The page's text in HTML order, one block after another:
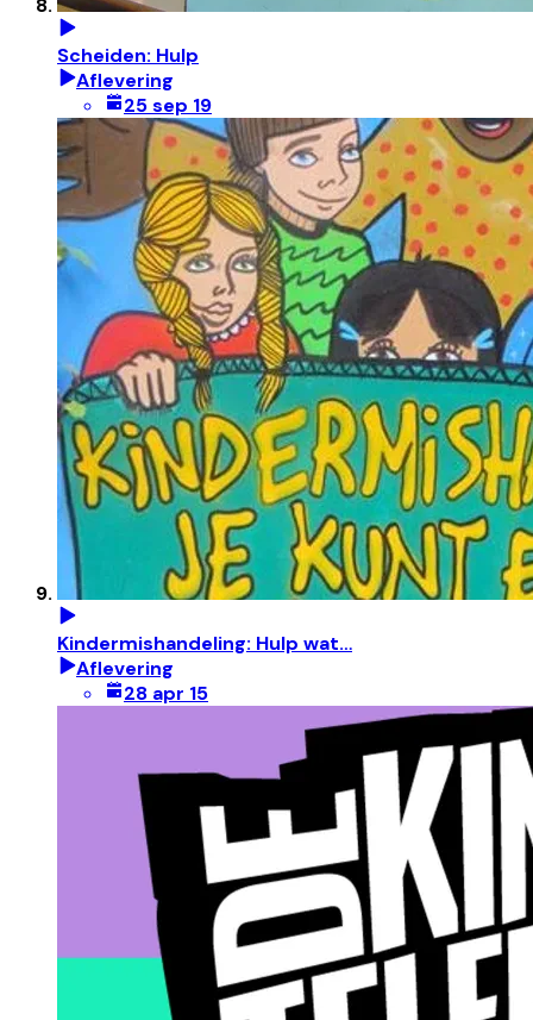
Scheiden: Hulp
Aflevering
25 sep 19
Kindermishandeling: Hulp wat…
Aflevering
28 apr 15